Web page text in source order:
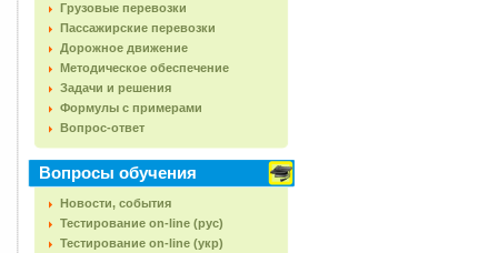
Грузовые перевозки
Пассажирские перевозки
Дорожное движение
Методическое обеспечение
Задачи и решения
Формулы с примерами
Вопрос-ответ
Вопросы обучения
Новости, события
Тестирование on-line (рус)
Тестирование on-line (укр)